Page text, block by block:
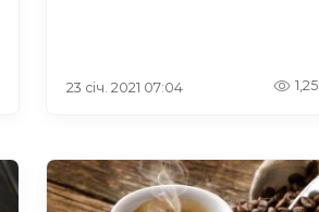
23 січ. 2021 07:04